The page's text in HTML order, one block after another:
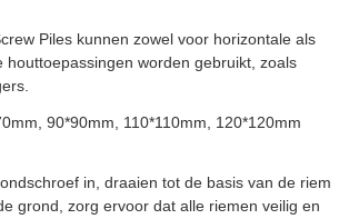
Piles kunnen zowel voor horizontale als
houttoepassingen worden gebruikt, zoals
90*90mm, 110*110mm, 120*120mm
in, draaien tot de basis van de riem
grond, zorg ervoor dat alle riemen veilig en